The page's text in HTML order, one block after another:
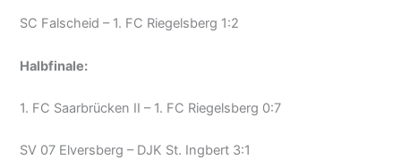
SC Falscheid – 1. FC Riegelsberg 1:2
Halbfinale:
1. FC Saarbrücken II – 1. FC Riegelsberg 0:7
SV 07 Elversberg – DJK St. Ingbert 3:1